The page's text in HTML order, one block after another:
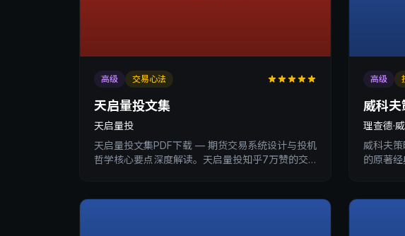
高级 交易心法
天启量投文集
天启量投
天启量投文集PDF下载 — 期货交易系统设计与投机
哲学核心要点深度解读。天启量投知乎7万赞的交
高级
威科
理查德·
威科夫
的原著